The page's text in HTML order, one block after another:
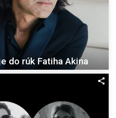
do rúk Fatiha Akina